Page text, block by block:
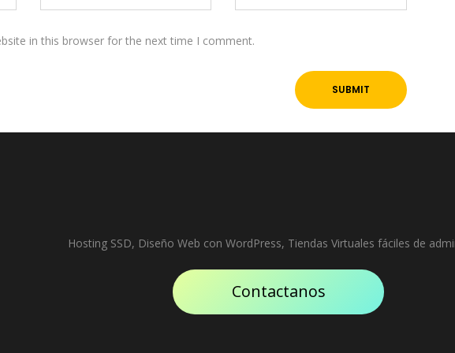
in this browser for the next time I comment.
Hosting SSD, Diseño Web con WordPress, Tiendas Virtuales fáciles de
Contactanos